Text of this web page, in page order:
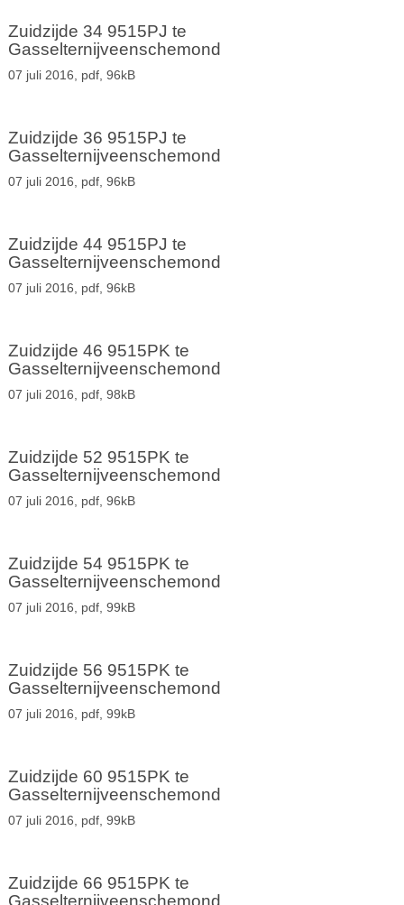
Zuidzijde 34 9515PJ te
Gasselternijveenschemond
07 juli 2016, pdf, 96kB
Zuidzijde 36 9515PJ te
Gasselternijveenschemond
07 juli 2016, pdf, 96kB
Zuidzijde 44 9515PJ te
Gasselternijveenschemond
07 juli 2016, pdf, 96kB
Zuidzijde 46 9515PK te
Gasselternijveenschemond
07 juli 2016, pdf, 98kB
Zuidzijde 52 9515PK te
Gasselternijveenschemond
07 juli 2016, pdf, 96kB
Zuidzijde 54 9515PK te
Gasselternijveenschemond
07 juli 2016, pdf, 99kB
Zuidzijde 56 9515PK te
Gasselternijveenschemond
07 juli 2016, pdf, 99kB
Zuidzijde 60 9515PK te
Gasselternijveenschemond
07 juli 2016, pdf, 99kB
Zuidzijde 66 9515PK te